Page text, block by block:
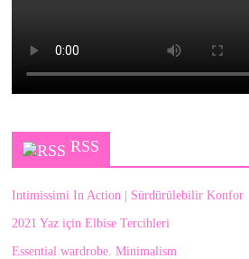
RSS
Intimissimi In Action | Sürdürülebilir Konfor
2021 Yaz için Elbise Tercihleri
Essential wardrobe. Minimalism